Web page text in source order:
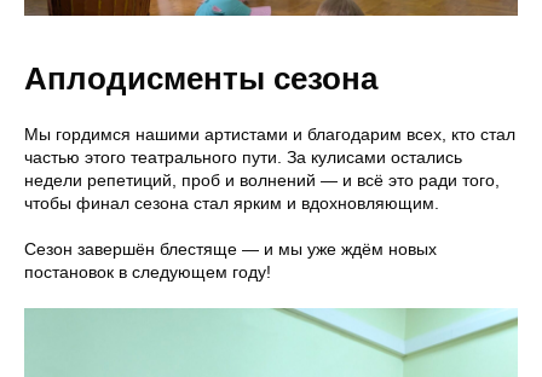
Аплодисменты сезона
Мы гордимся нашими артистами и благодарим всех, кто стал
частью этого театрального пути. За кулисами остались
недели репетиций, проб и волнений — и всё это ради того,
чтобы финал сезона стал ярким и вдохновляющим.
Сезон завершён блестяще — и мы уже ждём новых
постановок в следующем году!